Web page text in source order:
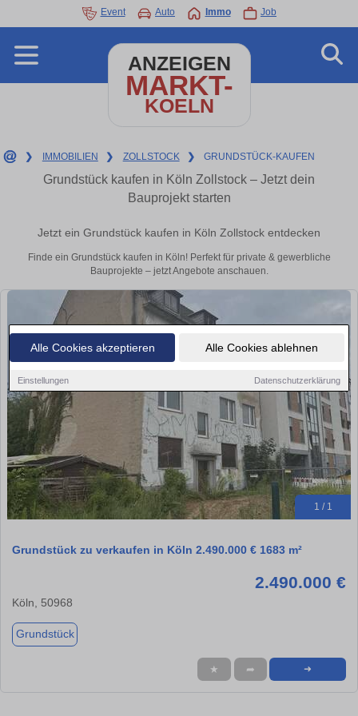
Alle Cookies akzeptieren Alle Cookies ablehnen
Einstellungen Datenschutzerklärung
Event Auto Immo Job
ANZEIGEN
MARKT-
KOELN
❯ IMMOBILIEN ❯ ZOLLSTOCK ❯ GRUNDSTÜCK-KAUFEN
Grundstück kaufen in Köln Zollstock – Jetzt dein
Bauprojekt starten
Jetzt ein Grundstück kaufen in Köln Zollstock entdecken
Finde ein Grundstück kaufen in Köln! Perfekt für private & gewerbliche
Bauprojekte – jetzt Angebote anschauen.
1 / 1
Grundstück zu verkaufen in Köln 2.490.000 € 1683 m²
2.490.000 €
Köln, 50968
Grundstück
★ ➦ ➜